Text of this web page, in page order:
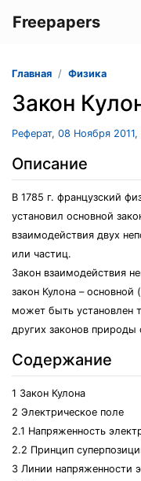
Freepapers
Главная Физика
Закон
Реферат, 08 Ноября
Описание
В 1785 г. французский
установил основной
взаимодействия двух
или частиц.
Закон взаимодействия
закон Кулона –
может быть установлен
других законов природы
Содержание
1 Закон Кулона
2 Электрическое поле
2.1 Напряженность
2.2 Принцип
3 Линии напряженности